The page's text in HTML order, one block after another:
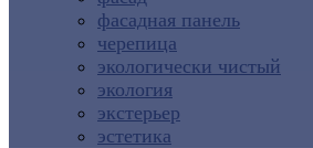
фасадная панель
черепица
экологически чистый
экология
экстерьер
эстетика